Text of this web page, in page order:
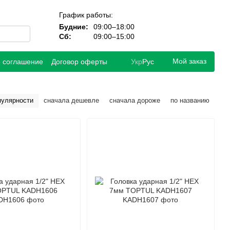
График работы:
Будние:
09:00–18:00
Сб:
09:00–15:00
соглашение Договор оферты УкрРус Мой заказ
сначала дешевле сначала дороже по названию